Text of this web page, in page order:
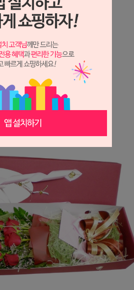
정보를 확대해 보실 수 있습니다.
필독해주세요 ※
따라 가격이 달라질 수 있으니